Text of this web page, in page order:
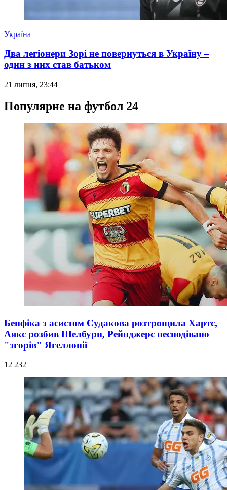
Україна
Два легіонери Зорі не повернуться в Україну –
один з них став батьком
21 липня, 23:44
Популярне на футбол 24
Бенфіка з асистом Судакова розтрощила Хартс,
Аякс розбив Шелбурн, Рейнджерс несподівано
"згорів" Ягеллонії
12 232